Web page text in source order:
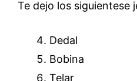
Te dejo los siguientese
Dedal
Bobina
Telar